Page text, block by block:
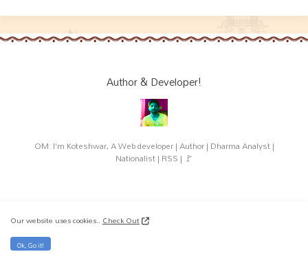
Author & Developer!
OM: I'm Koteshwar, A Web developer | Author | Dharma Analyst |
Nationalist | RSS | 🚩
Related Websites!
RSS
Our website uses cookies..Check Out
Ok, Go it!